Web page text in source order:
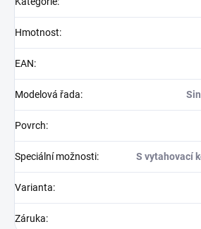
Hmotnost:
EAN:
Modelová řada:
Povrch:
Speciální možnosti: S vytahovací
Varianta:
Záruka: